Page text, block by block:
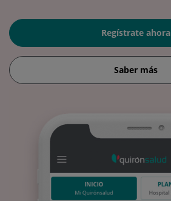
Regístrate ahora
Saber más